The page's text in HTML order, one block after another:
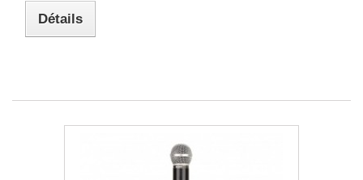
Détails